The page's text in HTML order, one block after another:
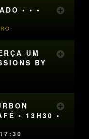
• • •
UM
BY
• 13H30 •